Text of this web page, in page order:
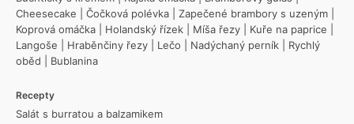
Cheesecake
Čočková polévka Zapečené brambory s uzeným
Koprová omáčka
Holandský řízek Míša řezy Kuře na paprice
Langoše
Hraběnčiny řezy Lečo Nadýchaný perník
Rychlý
oběd
Bublanina
Recepty
Salát s burratou a balzamikem